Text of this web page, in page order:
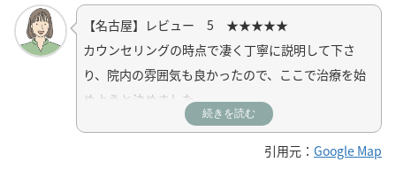
です。
【名古屋】レビュー 5 ★★★★★
カウンセリングの時点で凄く丁寧に説明して下さ
り、院内の雰囲気も良かったので、ここで治療を始
めようと決めました。
続きを読む
引用元： Google Map